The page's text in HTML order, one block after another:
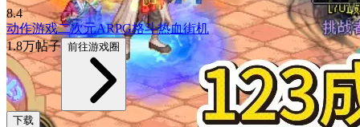
8.4
动作游戏二次元ARPG格斗热血街机
1.8万帖子 前往游戏圈
下载